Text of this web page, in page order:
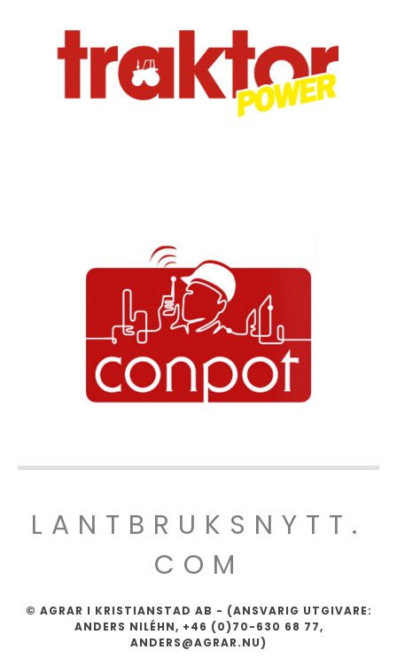
LANTBRUKSNYTT.
COM
© AGRAR I KRISTIANSTAD AB - (ANSVARIG UTGIVARE:
ANDERS NILÉHN, +46 (0)70-630 68 77,
ANDERS@AGRAR.NU)